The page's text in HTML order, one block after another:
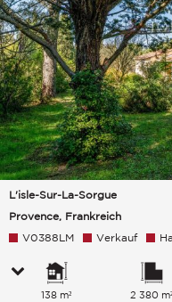
L'isle-Sur-La-Sorgue
Provence, Frankreich
V0388LM Verkauf
138 m² 2 380 m²